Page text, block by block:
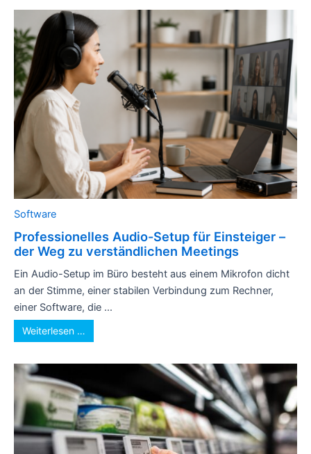
Software
Professionelles Audio-Setup für Einsteiger –
der Weg zu verständlichen Meetings
Ein Audio-Setup im Büro besteht aus einem Mikrofon dicht
an der Stimme, einer stabilen Verbindung zum Rechner,
einer Software, die ...
Weiterlesen …